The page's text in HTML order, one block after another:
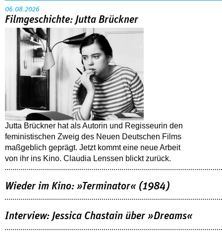
06.08.2026
Filmgeschichte: Jutta Brückner
Jutta Brückner hat als Autorin und Regisseurin den
feministischen Zweig des Neuen Deutschen Films
maßgeblich geprägt. Jetzt kommt eine neue Arbeit
von ihr ins Kino. Claudia Lenssen blickt zurück.
Wieder im Kino: »Terminator« (1984)
Interview: Jessica Chastain über »Dreams«